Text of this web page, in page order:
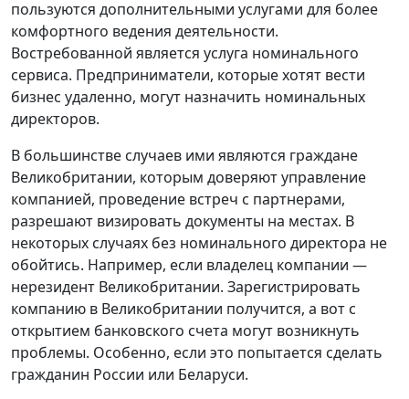
пользуются дополнительными услугами для более
комфортного ведения деятельности.
Востребованной является услуга номинального
сервиса. Предприниматели, которые хотят вести
бизнес удаленно, могут назначить номинальных
директоров.
В большинстве случаев ими являются граждане
Великобритании, которым доверяют управление
компанией, проведение встреч с партнерами,
разрешают визировать документы на местах. В
некоторых случаях без номинального директора не
обойтись. Например, если владелец компании —
нерезидент Великобритании. Зарегистрировать
компанию в Великобритании получится, а вот с
открытием банковского счета могут возникнуть
проблемы. Особенно, если это попытается сделать
гражданин России или Беларуси.